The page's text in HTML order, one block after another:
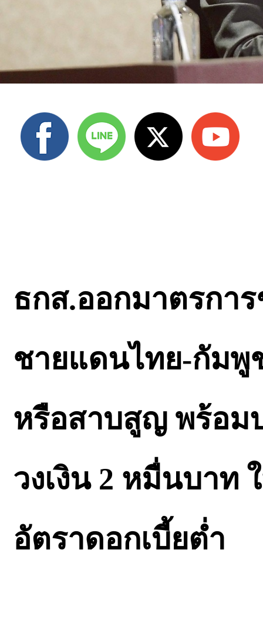
ธกส.ออกมาตรกา
ชายแดนไทย-กัม
หรือสาบสูญ พร้อม
วงเงิน 2 หมื่นบาท
อัตราดอกเบี้ยต่ำ